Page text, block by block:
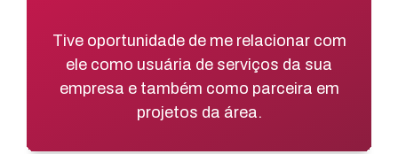
Tive oportunidade de me relacionar com
ele como usuária de serviços da sua
empresa e também como parceira em
projetos da área.